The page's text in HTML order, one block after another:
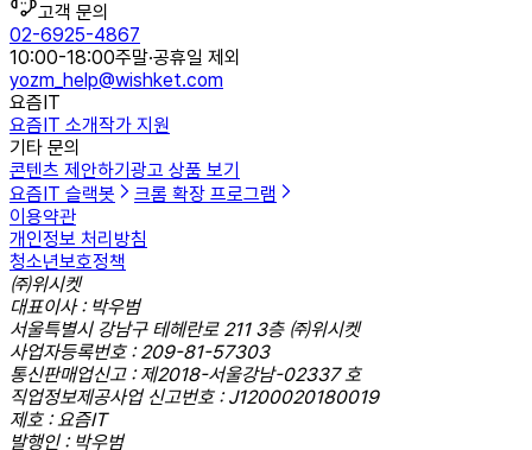
고객 문의
02-6925-4867
10:00-18:00주말·공휴일 제외
yozm_help@wishket.com
요즘IT
요즘IT 소개작가 지원
기타 문의
콘텐츠 제안하기 광고 상품 보기
요즘IT 슬랙봇
크롬 확장 프로그램
이용약관
개인정보 처리방침
청소년보호정책
㈜위시켓
대표이사 : 박우범
서울특별시 강남구 테헤란로 211 3층 ㈜위시켓
사업자등록번호 : 209-81-57303
통신판매업신고 : 제2018-서울강남-02337 호
직업정보제공사업 신고번호 : J1200020180019
제호 : 요즘IT
발행인 : 박우범